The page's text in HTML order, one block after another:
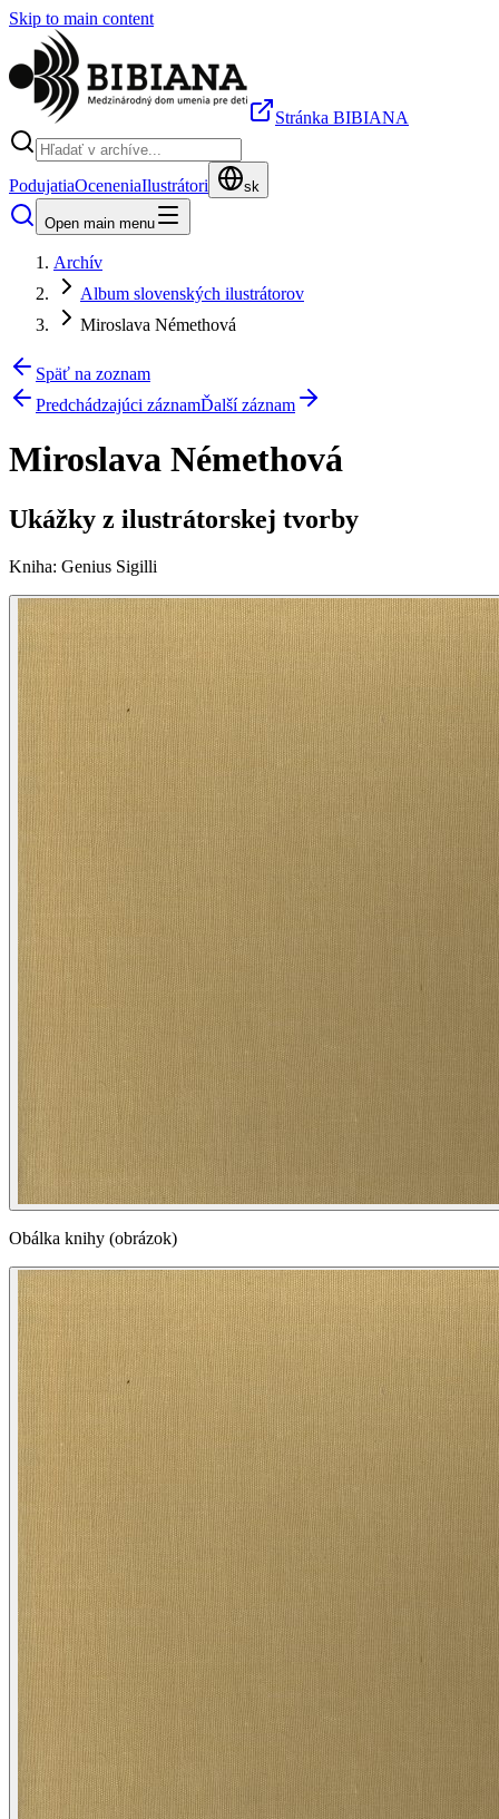
Skip to main content
Stránka BIBIANA
PodujatiaOceneniaIlustrátori sk
Open main menu
Archív
Album slovenských ilustrátorov
Miroslava Némethová
Späť na zoznam
Predchádzajúci záznamĎalší záznam
Miroslava Némethová
Ukážky z ilustrátorskej tvorby
Kniha: Genius Sigilli
Obálka knihy (obrázok)